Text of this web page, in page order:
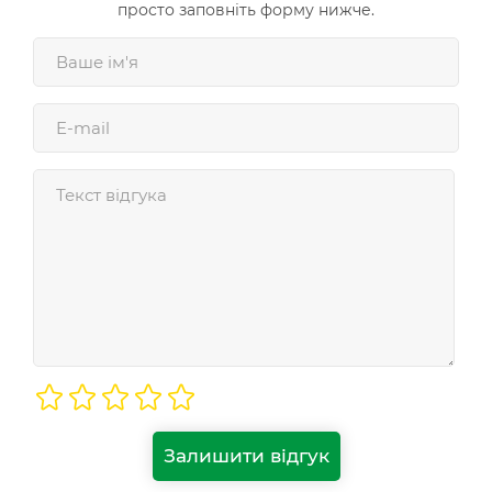
просто заповніть форму нижче.
Залишити відгук